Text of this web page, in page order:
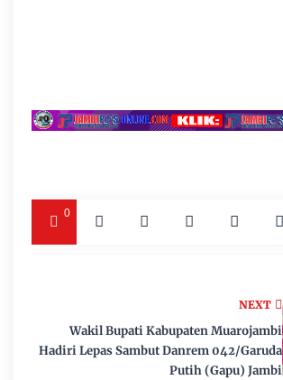
0
NEXT
Wakil Bupati Kabupaten Muarojambi
Hadiri Lepas Sambut Danrem 042/Garuda
Putih (Gapu) Jambi